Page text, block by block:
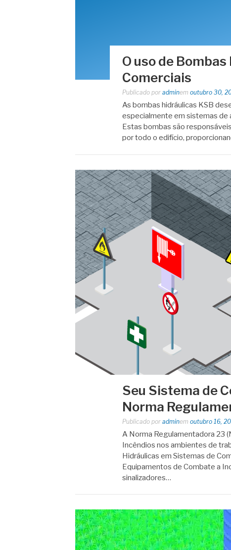
O uso de
Comerciais
Publicado por adminem outubro 30,
As bombas hidráulicas KSB
especialmente em sistemas de
Estas bombas são
por todo o edifício,
Seu Sistema de
Norma
Publicado por adminem outubro 16,
A Norma Regulamentadora 23
Incêndios nos ambientes de
Hidráulicas em Sistemas de
Equipamentos de Combate a
sinalizadores…